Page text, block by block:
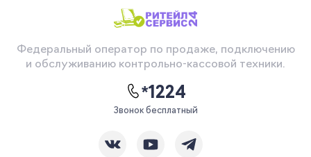
Федеральный оператор по продаже, подключению
и обслуживанию контрольно-кассовой техники.
*1224
Звонок бесплатный